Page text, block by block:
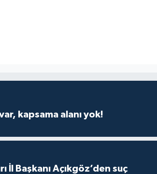
kapsama alanı yok!
İl Başkanı Açıkgöz’den suç